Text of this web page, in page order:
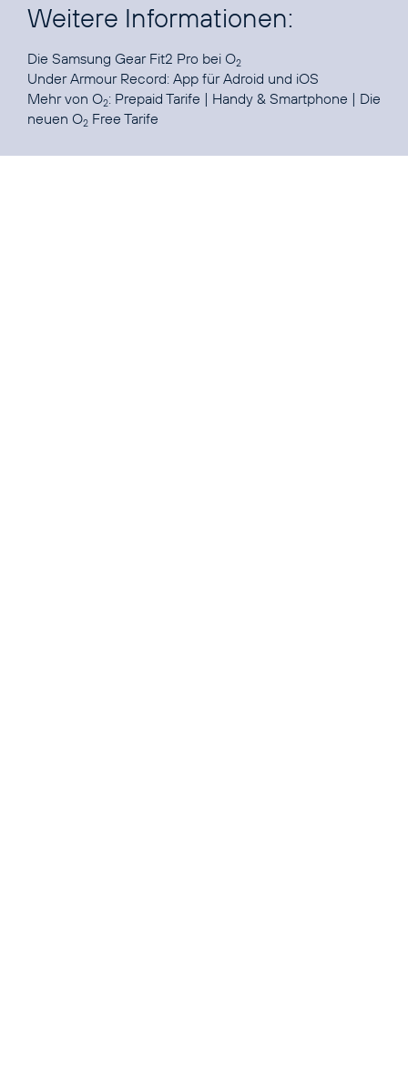
Weitere Informationen:
Die Samsung Gear Fit2 Pro bei O2
Under Armour Record: App fürAdroid und iOS
Mehr von O2: Prepaid Tarife | Handy & Smartphone | Die
neuen O2 Free Tarife